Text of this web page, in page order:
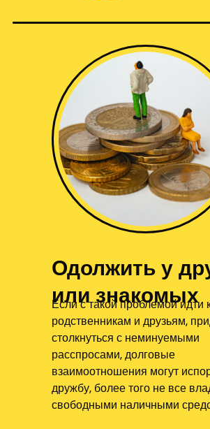
Если с такой проблемой идти
родственникам и друзьям,
столкнуться с неминуемыми
расспросами, долговые
взаимоотношения могут
дружбу, более того не все
свободными наличными
Одолжить у
или знакомых